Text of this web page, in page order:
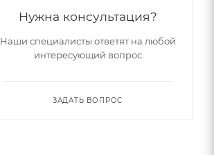
Нужна консультация?
Наши специалисты ответят на любой
интересующий вопрос
ЗАДАТЬ ВОПРОС